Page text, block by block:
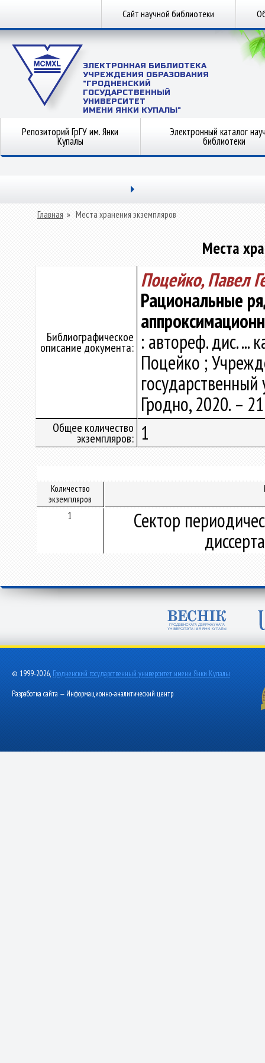
Сайт научной библиотеки
ЭЛЕКТРОННАЯ БИБЛИОТЕКА
УЧРЕЖДЕНИЯ ОБРАЗОВАНИЯ
"ГРОДНЕНСКИЙ
ГОСУДАРСТВЕННЫЙ
УНИВЕРСИТЕТ
ИМЕНИ ЯНКИ КУПАЛЫ"
Репозиторий ГрГУ им. Янки
Купалы
Электронный каталог
библиотеки
Главная » Места хранения экземпляров
Места
Библиографическое
описание документа:
Поцейко, Павел
Рациональные
: автореф. дис. ...
Поцейко ;
Гродно, 2020. –
Общее количество
экземпляров: 1
Количество
экземпляров
1
Сектор
© 1999-2026, Гродненский государственный университет имени Янки Купалы
Разработка сайта — Информационно-аналитический центр